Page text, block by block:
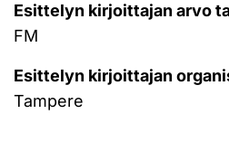
Esittelyn kirjoittajan arvo
FM
Esittelyn kirjoittajan
Tampere